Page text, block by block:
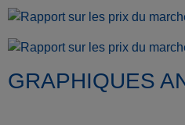
GRAPHIQUES